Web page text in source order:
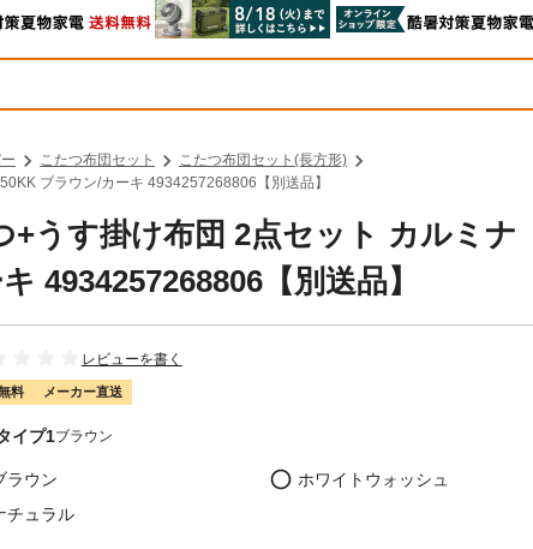
こたつ布団セット
こたつ布団セット(長方形)
ブラウン/カーキ 4934257268806【別送品】
うす掛け布団 2点セット カルミナ
4934257268806【別送品】
レビューを書く
料 メーカー直送
イプ1ブラウン
ラウン
ホワイトウォッシュ
チュラル